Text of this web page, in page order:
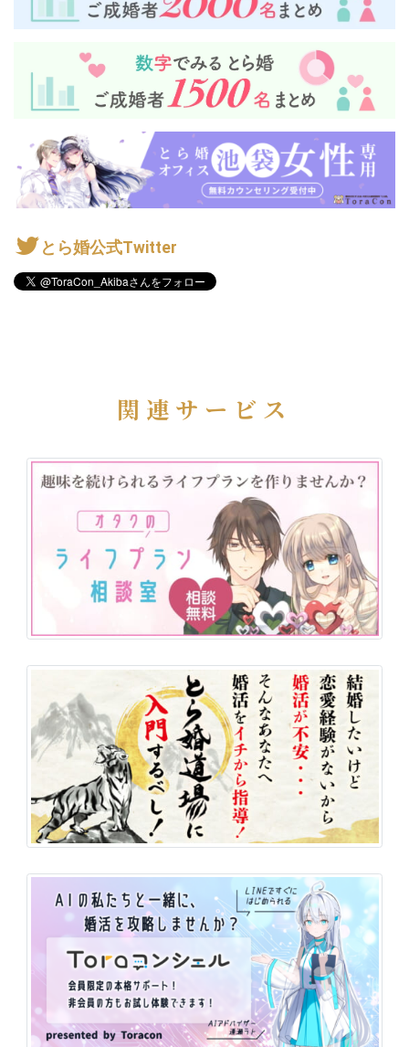
とら婚公式Twitter
関連サービス